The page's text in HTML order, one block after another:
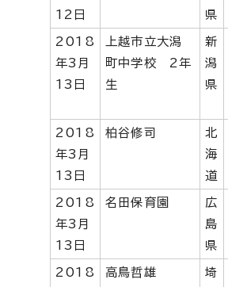
12日
県
2018
年3月
13日
上越市立大潟
町中学校 2年
生
新
潟
県
2018
年3月
13日
柏谷修司
北
海
道
2018
年3月
13日
名田保育園
広
島
県
2018
高鳥哲雄
埼